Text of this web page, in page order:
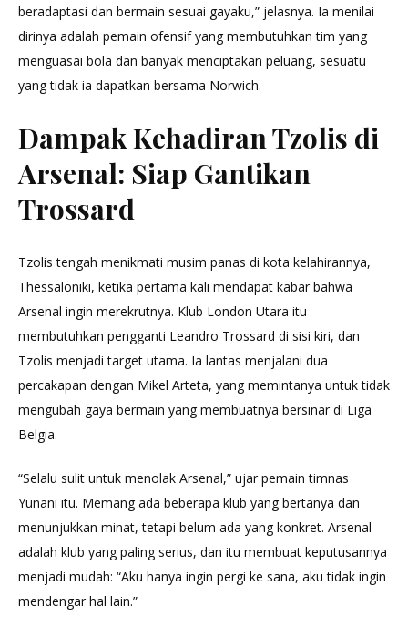
beradaptasi dan bermain sesuai gayaku,” jelasnya. Ia menilai
dirinya adalah pemain ofensif yang membutuhkan tim yang
menguasai bola dan banyak menciptakan peluang, sesuatu
yang tidak ia dapatkan bersama Norwich.
Dampak Kehadiran Tzolis di
Arsenal: Siap Gantikan
Trossard
Tzolis tengah menikmati musim panas di kota kelahirannya,
Thessaloniki, ketika pertama kali mendapat kabar bahwa
Arsenal ingin merekrutnya. Klub London Utara itu
membutuhkan pengganti Leandro Trossard di sisi kiri, dan
Tzolis menjadi target utama. Ia lantas menjalani dua
percakapan dengan Mikel Arteta, yang memintanya untuk tidak
mengubah gaya bermain yang membuatnya bersinar di Liga
Belgia.
“Selalu sulit untuk menolak Arsenal,” ujar pemain timnas
Yunani itu. Memang ada beberapa klub yang bertanya dan
menunjukkan minat, tetapi belum ada yang konkret. Arsenal
adalah klub yang paling serius, dan itu membuat keputusannya
menjadi mudah: “Aku hanya ingin pergi ke sana, aku tidak ingin
mendengar hal lain.”